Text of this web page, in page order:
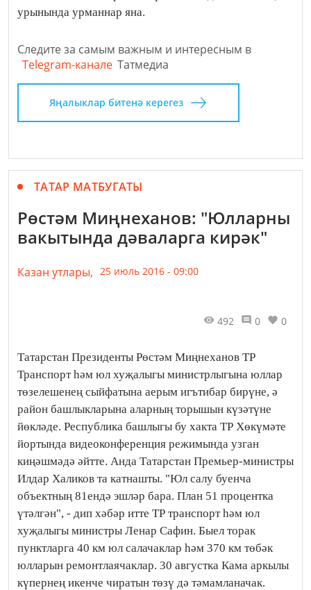
урынында урманнар яна.
Следите за самым важным и интересным в
Telegram-канале Татмедиа
Яңалыклар битенә керегез
ТАТАР МАТБУГАТЫ
Рөстәм Миңнеханов: "Юлларны
вакытында дәваларга кирәк"
Казан утлары, 25 июль 2016 - 09:00
492 0 0
Татарстан Президенты Рөстәм Миңнеханов ТР
Транспорт һәм юл хуҗалыгы министрлыгына юллар
төзелешенең сыйфатына аерым игътибар бирүне, ә
район башлыкларына аларның торышын күзәтүне
йөкләде. Республика башлыгы бу хакта ТР Хөкүмәте
йортында видеоконференция режимында узган
киңәшмәдә әйтте. Анда Татарстан Премьер-министры
Илдар Халиков та катнашты. "Юл салу буенча
объектның 81ендә эшләр бара. План 51 процентка
үтәлгән", - дип хәбәр итте ТР транспорт һәм юл
хуҗалыгы министры Ленар Сафин. Быел торак
пунктларга 40 км юл салачаклар һәм 370 км төбәк
юлларын ремонтлаячаклар. 30 августка Кама аркылы
күпернең икенче чиратын төзү дә тәмамланачак.